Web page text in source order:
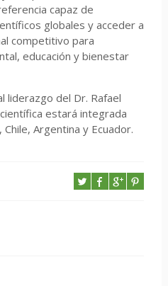
capaz de
globales y acceder a
competitivo para
educación y bienestar
liderazgo del Dr. Rafael
estará integrada
Argentina y Ecuador.